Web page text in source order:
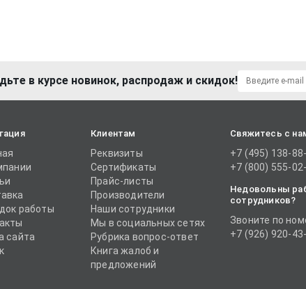
в курсе новинок, распродаж и скидок!
работы
сайта
Клиентам
Реквизиты
Сертификаты
Прайс-листы
Производители
Наши сотрудники
Мы в социальных сетях
Рубрика вопрос-ответ
Книга жалоб и
предложений
Свяжитесь с
+7 (495) 138-
+7 (800) 555-
Недовольны
сотрудников?
Звоните по
+7 (926) 920-